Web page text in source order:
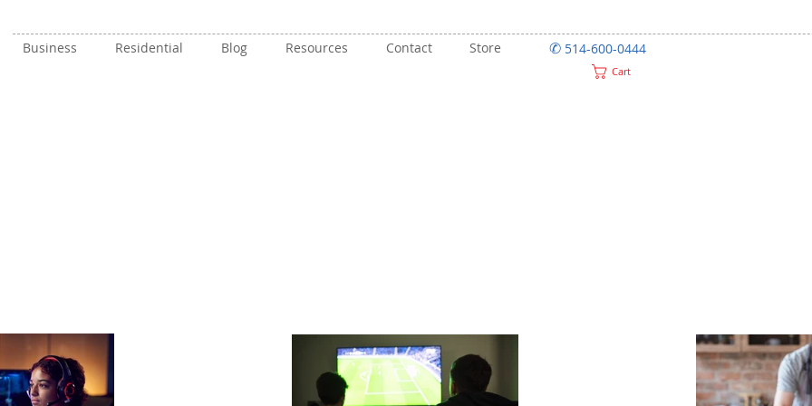
Business Residential Blog Resources Contact Store ✆ 514-600-0444
Cart